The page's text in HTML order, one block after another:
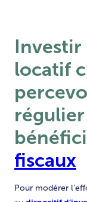
Investir
locatif
fiscaux
Pour modérer